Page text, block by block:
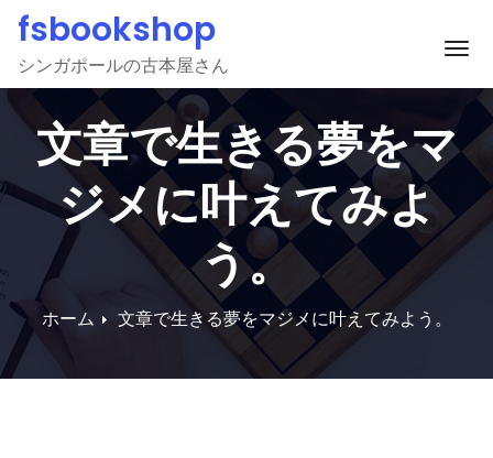
Skip
content
fsbookshop
シンガポールの古本屋さん ナ
文章で生きる夢をマ
ジメに叶えてみよ
う。
ホーム 文章で生きる夢をマジメに叶えてみよう。